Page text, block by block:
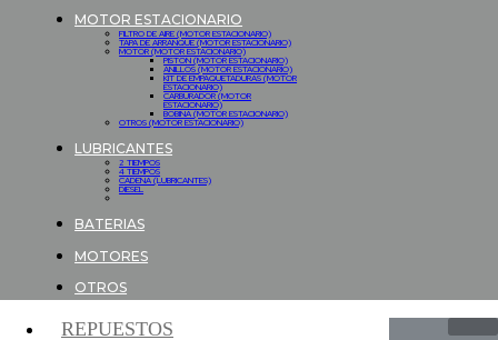
MOTOR ESTACIONARIO
FILTRO DE AIRE (MOTOR ESTACIONARIO)
TAPA DE ARRANQUE (MOTOR ESTACIONARIO)
MOTOR (MOTOR ESTACIONARIO)
PISTON (MOTOR ESTACIONARIO)
ANILLOS (MOTOR ESTACIONARIO)
KIT DE EMPAQUETADURAS (MOTOR
ESTACIONARIO)
CARBURADOR (MOTOR
ESTACIONARIO)
BOBINA (MOTOR ESTACIONARIO)
OTROS (MOTOR ESTACIONARIO)
LUBRICANTES
2 TIEMPOS
4 TIEMPOS
CADENA (LUBRICANTES)
DIESEL
BATERIAS
MOTORES
OTROS
REPUESTOS